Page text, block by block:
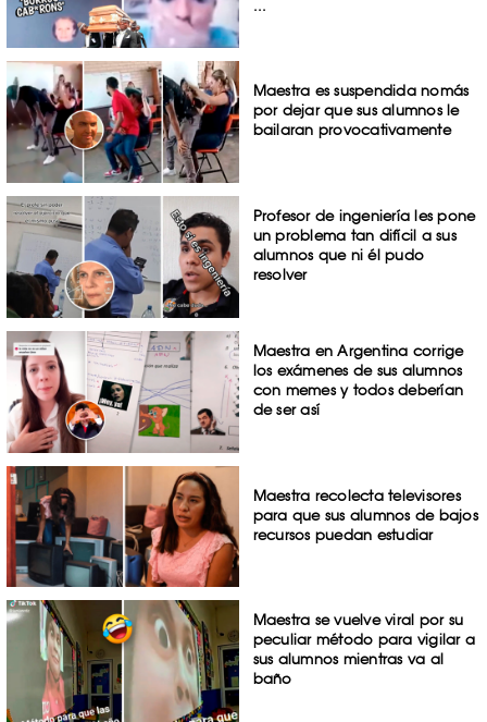
...
Maestra es suspendida nomás
por dejar que sus alumnos le
bailaran provocativamente
Profesor de ingeniería les pone
un problema tan difícil a sus
alumnos que ni él pudo
resolver
Maestra en Argentina corrige
los exámenes de sus alumnos
con memes y todos deberían
de ser así
Maestra recolecta televisores
para que sus alumnos de bajos
recursos puedan estudiar
Maestra se vuelve viral por su
peculiar método para vigilar a
sus alumnos mientras va al
baño